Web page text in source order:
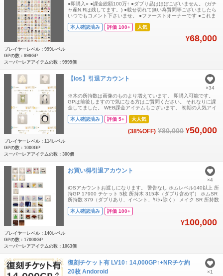
●即購入○ ●課金総額100万↑ ●ダブり品はほぼございません。 (ガチ
ャ産N.Rは残してます。) ●載せ切れて無い為質問等ございましたら
いつでもコメント下さいませ。 ●ファーストオーナーです ●これま
い為記載しておりません ○7月まで毎月GLL会員+GPステップアッ
本人確認済み 評価 100+ 人気
¥68,000
プレイヤーレベル：999レベル
GPの数：999GP
スーパーレアアイテムの数：9999個
【ios】引退アカウント
※木の所持数は画像のものより増えています。 即購入可能です。
GPは前後しますので気になる方はご質問ください。 それなりに課
金してました。 WEB課金アイテムもございます。 初期の人気アイ
います。 このアイテムありますか等質問ございましたら確認します
本人確認済み 評価 5+ 大人気
(38%OFF) ¥80,000 ¥50,000
×34
プレイヤーレベル：114レベル
GPの数：1000GP
スーパーレアアイテムの数：300個
お買い得引退アカウント
iOSアカウントお渡しになります。 警告なし ホムレベル140以上 所
持GP 17900 チケット 5枚 所持木 315本（ダブり含めず） ホムSR
所持数 379（ダブりあり、イベント、ﾔﾐｼｮ除く） メイク SR 所持数
持品 46（同上） 計 SR数1064 【コンプ一覧】 フルコンプ
本人確認済み 評価 100+
¥100,000
×4
プレイヤーレベル：140レベル
GPの数：17000GP
スーパーレアアイテムの数：1063個
復刻チケット有 LV10↑ 14,000GP↑+NRチケ約
20枚 Andoroid
×1